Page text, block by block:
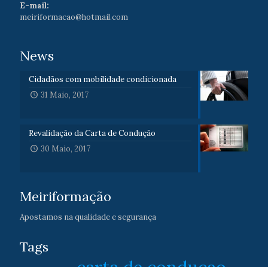
E-mail:
meiriformacao@hotmail.com
News
Cidadãos com mobilidade condicionada
31 Maio, 2017
Revalidação da Carta de Condução
30 Maio, 2017
Meiriformação
Apostamos na qualidade e segurança
Tags